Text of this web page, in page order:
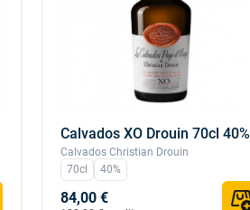
Calvados XO Drouin 70cl 40%
Calvados Christian Drouin
70cl
40%
84,00 €